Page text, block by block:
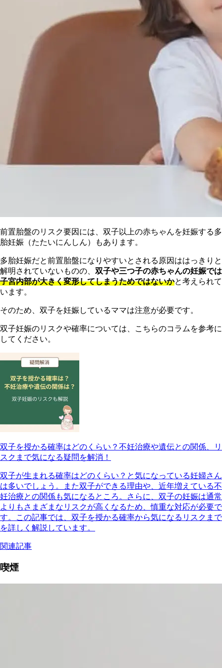
前置胎盤のリスク要因には、双子以上の赤ちゃんを妊娠する多
胎妊娠（たたいにんしん）もあります。
多胎妊娠だと前置胎盤になりやすいとされる原因ははっきりと
解明されていないものの、 双子や三つ子の赤ちゃんの妊娠では
子宮内部が大きく変形してしまうためではないかと考えられて
います。
そのため、双子を妊娠しているママは注意が必要です。
双子妊娠のリスクや確率については、こちらのコラムを参考に
してください。
双子を授かる確率はどのくらい？不妊治療や遺伝との関係、リ
スクまで気になる疑問を解消！
双子が生まれる確率はどのくらい？と気になっている妊婦さん
は多いでしょう。また双子ができる理由や、近年増えている不
妊治療との関係も気になるところ。さらに、双子の妊娠は通常
よりもさまざまなリスクが高くなるため、慎重な対応が必要で
す。この記事では、双子を授かる確率から気になるリスクまで
を詳しく解説しています。
関連記事
喫煙